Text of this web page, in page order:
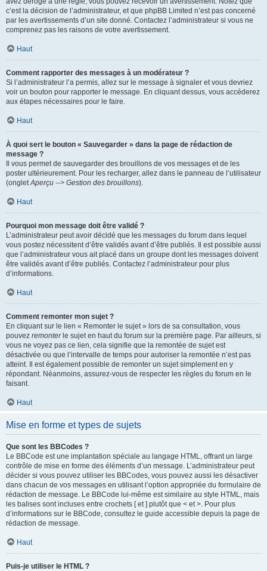
c’est la décision de l’administrateur, et que phpBB Limited n’est pas concerné
par les avertissements d’un site donné. Contactez l’administrateur si vous ne
comprenez pas les raisons de votre avertissement.
Haut
Comment rapporter des messages à un modérateur ?
Si l’administrateur l’a permis, allez sur le message à signaler et vous devriez
voir un bouton pour rapporter le message. En cliquant dessus, vous accéderez
aux étapes nécessaires pour le faire.
Haut
À quoi sert le bouton « Sauvegarder » dans la page de rédaction de
message ?
Il vous permet de sauvegarder des brouillons de vos messages et de les
poster ultérieurement. Pour les recharger, allez dans le panneau de l’utilisateur
(ongletAperçu --> Gestion des brouillons).
Haut
Pourquoi mon message doit être validé ?
L’administrateur peut avoir décidé que les messages du forum dans lequel
vous postez nécessitent d’être validés avant d’être publiés. Il est possible aussi
que l’administrateur vous ait placé dans un groupe dont les messages doivent
être validés avant d’être publiés. Contactez l’administrateur pour plus
d’informations.
Haut
Comment remonter mon sujet ?
En cliquant sur le lien « Remonter le sujet » lors de sa consultation, vous
pouvez remonterle sujet en haut du forum sur la première page. Par ailleurs, si
vous ne voyez pas ce lien, cela signifie que la remontée de sujet est
désactivée ou que l’intervalle de temps pour autoriser la remontée n’est pas
atteint. Il est également possible de remonter un sujet simplement en y
répondant. Néanmoins, assurez-vous de respecter les règles du forum en le
faisant.
Haut
Mise en forme et types de sujets
Que sont les BBCodes ?
Le BBCode est une implantation spéciale au langage HTML, offrant un large
contrôle de mise en forme des éléments d’un message. L’administrateur peut
décider si vous pouvez utiliser les BBCodes, vous pouvez aussi les désactiver
dans chacun de vos messages en utilisant l’option appropriée du formulaire de
rédaction de message. Le BBCode lui-même est similaire au style HTML, mais
les balises sont incluses entre crochets [ et ] plutôt que < et >. Pour plus
d’informations sur le BBCode, consultez le guide accessible depuis la page de
rédaction de message.
Haut
Puis-je utiliser le HTML ?